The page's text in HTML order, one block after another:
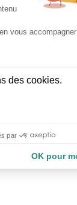
la vente de
air, est
collectvités, aux
et au
05 81
de Pique-nique